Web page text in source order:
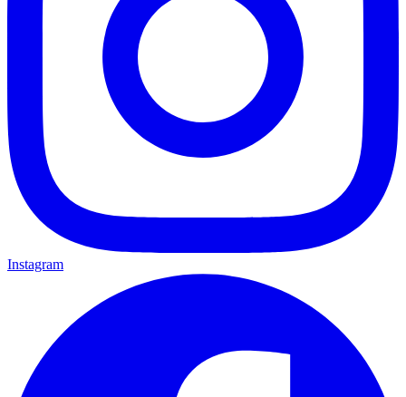
Instagram